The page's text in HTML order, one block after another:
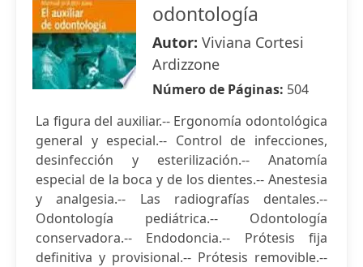
odontología
Autor: Viviana Cortesi
Ardizzone
Número de Páginas: 504
La figura del auxiliar.-- Ergonomía odontológica
general y especial.-- Control de infecciones,
desinfección y esterilización.-- Anatomía
especial de la boca y de los dientes.-- Anestesia
y analgesia.-- Las radiografías dentales.--
Odontología pediátrica.-- Odontología
conservadora.-- Endodoncia.-- Prótesis fija
definitiva y provisional.-- Prótesis removible.--